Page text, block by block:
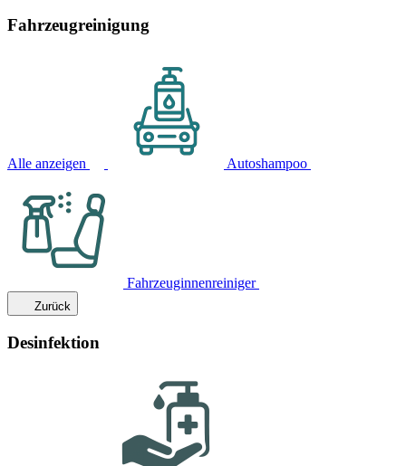
Fahrzeugreinigung
Alle anzeigen Autoshampoo
Fahrzeuginnenreiniger
Zurück
Desinfektion